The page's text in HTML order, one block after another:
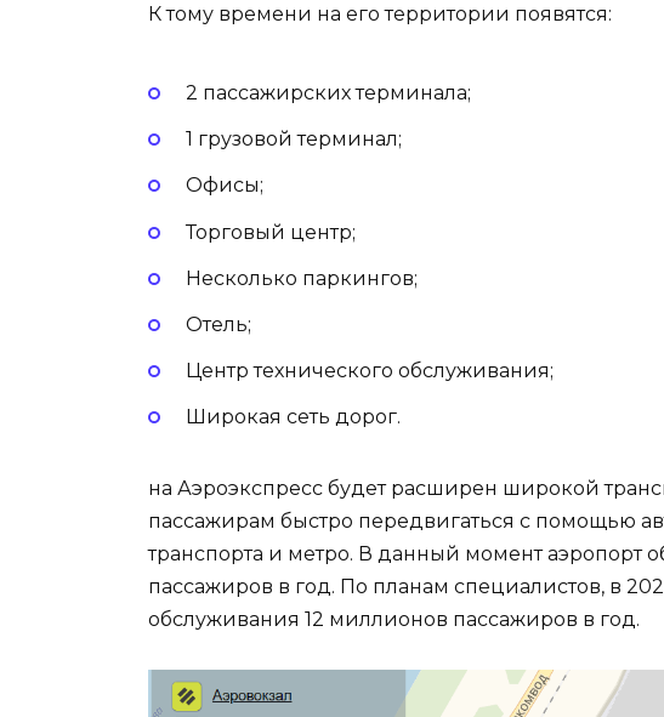
К тому времени на его территории появятся:
2 пассажирских терминала;
1 грузовой терминал;
Офисы;
Торговый центр;
Несколько паркингов;
Отель;
Центр технического обслуживания;
Широкая сеть дорог.
на Аэроэкспресс будет расширен широкой
пассажирам быстро передвигаться с помощью
транспорта и метро. В данный момент аэропорт
пассажиров в год. По планам специалистов, в
обслуживания 12 миллионов пассажиров в год.